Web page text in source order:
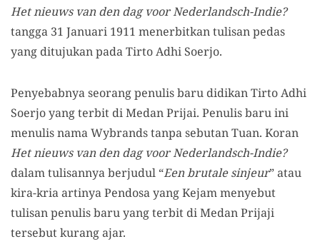
Het nieuws van den dag voor Nederlandsch-Indie?
tangga 31 Januari 1911 menerbitkan tulisan pedas
yang ditujukan pada Tirto Adhi Soerjo.
Penyebabnya seorang penulis baru didikan Tirto Adhi
Soerjo yang terbit di Medan Prijai. Penulis baru ini
menulis nama Wybrands tanpa sebutan Tuan. Koran
Het nieuws van den dag voor Nederlandsch-Indie?
dalam tulisannya berjudul “Een brutale sinjeur” atau
kira-kria artinya Pendosa yang Kejam menyebut
tulisan penulis baru yang terbit di Medan Prijaji
tersebut kurang ajar.